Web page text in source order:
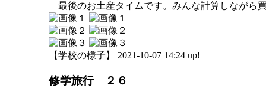
最後のお土産タイムです。みんな計算しながら買
【学校の様子】 2021-10-07 14:24 up!
修学旅行 ２６